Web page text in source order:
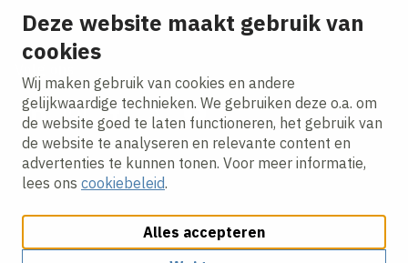
Deze website maakt gebruik van
cookies
Wij maken gebruik van cookies en andere
gelijkwaardige technieken. We gebruiken deze o.a. om
de website goed te laten functioneren, het gebruik van
de website te analyseren en relevante content en
advertenties te kunnen tonen. Voor meer informatie,
lees ons cookiebeleid.
Alles accepteren
LinkedInInstagramFacebookTwitterYouTube
Cookies aanpassenCookie beleidPrivacy policy